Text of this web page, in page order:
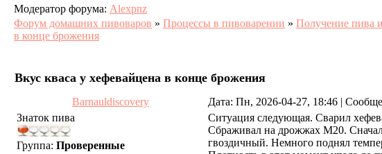
Модератор форума: Alexpnz
Форум домашних пивоваров » Процессы в пивоварении » Получение пива
в конце брожения
Вкус кваса у хефевайцена в конце брожения
Barnauldiscovery Дата: Пн, 2026-04-27, 18:46 |
Знаток пива
Группа: Проверенные
Ситуация следующая. Сварил
Сбраживал на дрожжах М20.
гвоздичный. Немного поднял